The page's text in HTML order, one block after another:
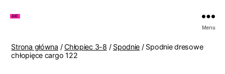
Lenki
Menu
Strona główna /Chłopiec 3-8 / Spodnie / Spodnie dresowe
chłopięce cargo 122